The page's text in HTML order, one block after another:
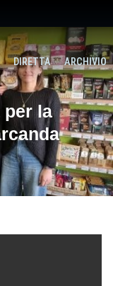
DIRETTA ARCHIVIO
per la